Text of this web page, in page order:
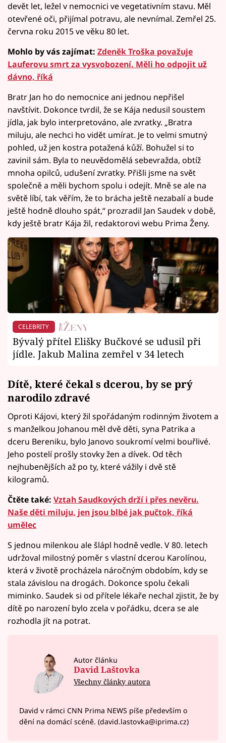
devět let, ležel v nemocnici ve vegetativním stavu. Měl
otevřené oči, přijímal potravu, ale nevnímal. Zemřel 25.
června roku 2015 ve věku 80 let.
Mohlo by vás zajímat: Zdeněk Troška považuje
Lauferovu smrt za vysvobození. Měli ho odpojit už
dávno, říká
Bratr Jan ho do nemocnice ani jednou nepřišel
navštívit. Dokonce tvrdil, že se Kája nedusil soustem
jídla, jak bylo interpretováno, ale zvratky. „Bratra
miluju, ale nechci ho vidět umírat. Je to velmi smutný
pohled, už jen kostra potažená kůží. Bohužel si to
zavinil sám. Byla to neuvědomělá sebevražda, obtíž
mnoha opilců, udušení zvratky. Přišli jsme na svět
společně a měli bychom spolu i odejít. Mně se ale na
světě líbí, tak věřím, že to brácha ještě nezabalí a bude
ještě hodně dlouho spát,“ prozradil Jan Saudek v době,
kdy ještě bratr Kája žil, redaktorovi webu Prima Ženy.
CELEBRITY
Bývalý přítel Elišky Bučkové se udusil při
jídle. Jakub Malina zemřel v 34 letech
Dítě, které čekal s dcerou, by se prý
narodilo zdravé
Oproti Kájovi, který žil spořádaným rodinným životem a
s manželkou Johanou měl dvě děti, syna Patrika a
dceru Bereniku, bylo Janovo soukromí velmi bouřlivé.
Jeho postelí prošly stovky žen a dívek. Od těch
nejhubenějších až po ty, které vážily i dvě stě
kilogramů.
Čtěte také: Vztah Saudkových drží i přes nevěru.
Naše děti miluju, jen jsou blbé jak pučtok, říká
umělec
S jednou milenkou ale šlápl hodně vedle. V 80. letech
udržoval milostný poměr s vlastní dcerou Karolínou,
která v životě procházela náročným obdobím, kdy se
stala závislou na drogách. Dokonce spolu čekali
miminko. Saudek si od přítele lékaře nechal zjistit, že by
dítě po narození bylo zcela v pořádku, dcera se ale
rozhodla jít na potrat.
Autor článku
David Laštovka
Všechny články autora
David v rámci CNN Prima NEWS píše především o
dění na domácí scéně. (david.lastovka@iprima.cz)